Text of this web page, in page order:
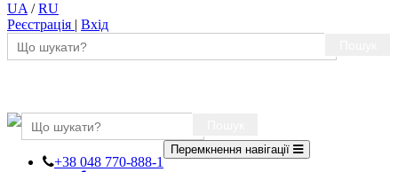
UA /RU
Реєстрація | Вхід
+38 048 770-888-1
Перемкнення навігації